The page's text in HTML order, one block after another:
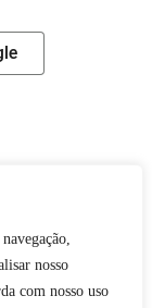
nosso
com nosso uso